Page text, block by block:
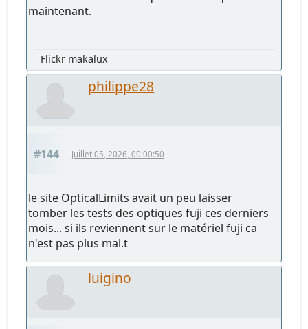
maintenant.
Flickr makalux
philippe28
#144 Juillet 05, 2026, 00:00:50
le site OpticalLimits avait un peu laisser
tomber les tests des optiques fuji ces derniers
mois... si ils reviennent sur le matériel fuji ca
n'est pas plus mal.t
luigino